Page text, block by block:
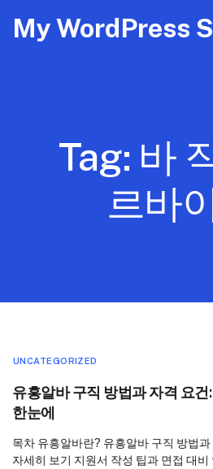
My WordPress
Tag: 바
르바
UNCATEGORIZED
유흥알바 구직 방법과 자격 요건
한눈에
목차 유흥알바란? 유흥알바 구직 방법
자세히 보기 지원서 작성 팁과 면접 대